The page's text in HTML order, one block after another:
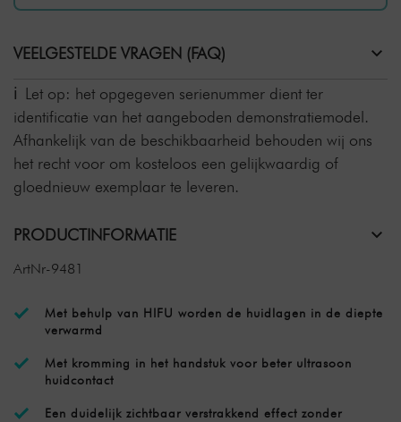
VEELGESTELDE VRAGEN (FAQ)
Let op: het opgegeven serienummer dient ter
identificatie van het aangeboden demonstratiemodel.
Afhankelijk van de beschikbaarheid behouden wij ons
het recht voor om kosteloos een gelijkwaardig of
gloednieuw exemplaar te leveren.
PRODUCTINFORMATIE
ArtNr-9481
Met behulp van HIFU worden de huidlagen in de diepte
verwarmd
Met kromming in het handstuk voor beter ultrasoon
huidcontact
Een duidelijk zichtbaar verstrakkend effect zonder